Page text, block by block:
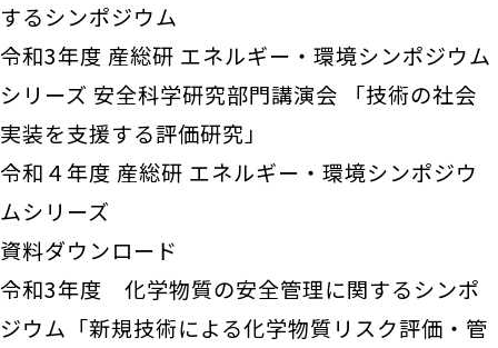
するシンポジウム
令和3年度 産総研 エネルギー・環境シンポジウム
シリーズ 安全科学研究部門講演会 「技術の社会
実装を支援する評価研究」
令和４年度 産総研 エネルギー・環境シンポジウ
ムシリーズ
資料ダウンロード
令和3年度 化学物質の安全管理に関するシンポ
ジウム「新規技術による化学物質リスク評価・管